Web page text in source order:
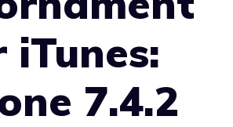
iTunes:
7.4.2